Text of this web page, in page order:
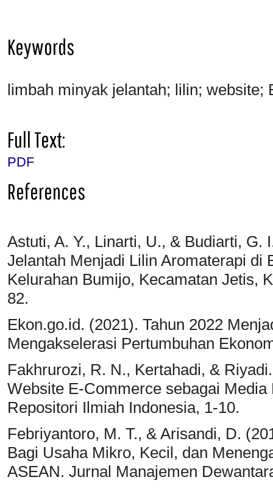
Keywords
limbah minyak jelantah; lilin; website;
Full Text:
PDF
References
Astuti, A. Y., Linarti, U., & Budiarti,
Jelantah Menjadi Lilin Aromaterapi di
Kelurahan Bumijo, Kecamatan Jetis,
82.
Ekon.go.id. (2021). Tahun 2022
Mengakselerasi Pertumbuhan
Fakhrurozi, R. N., Kertahadi, &
Website E-Commerce sebagai
Repositori Ilmiah Indonesia, 1-10.
Febriyantoro, M. T., & Arisandi, D.
Bagi Usaha Mikro, Kecil, dan
ASEAN. Jurnal Manajemen